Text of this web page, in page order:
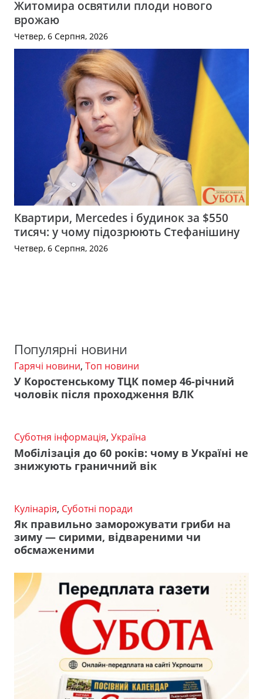
Житомира освятили плоди нового
врожаю
Четвер, 6 Серпня, 2026
Квартири, Mercedes і будинок за $550
тисяч: у чому підозрюють Стефанішину
Четвер, 6 Серпня, 2026
Популярні новини
Гарячі новини, Топ новини
У Коростенському ТЦК помер 46-річний
чоловік після проходження ВЛК
Суботня інформація, Україна
Мобілізація до 60 років: чому в Україні не
знижують граничний вік
Кулінарія, Суботні поради
Як правильно заморожувати гриби на
зиму — сирими, відвареними чи
обсмаженими